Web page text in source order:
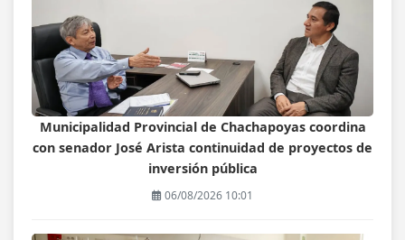
Municipalidad Provincial de Chachapoyas coordina
con senador José Arista continuidad de proyectos de
inversión pública
06/08/2026 10:01